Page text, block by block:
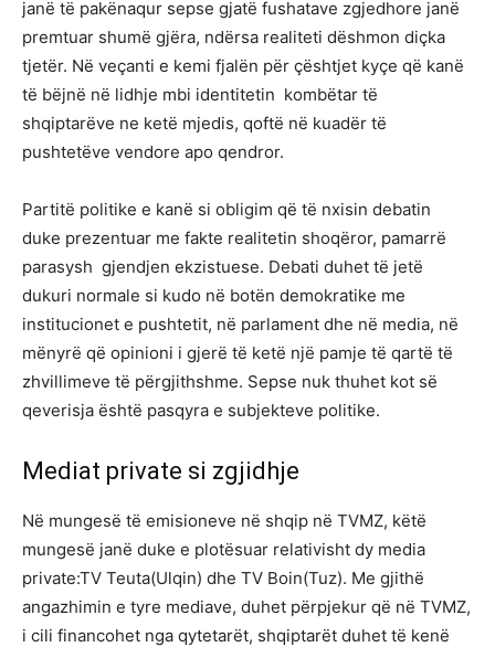
janë të pakënaqur sepse gjatë fushatave zgjedhore janë
premtuar shumë gjëra, ndërsa realiteti dëshmon diçka
tjetër. Në veçanti e kemi fjalën për çështjet kyçe që kanë
të bëjnë në lidhje mbi identitetin kombëtar të
shqiptarëve ne ketë mjedis, qoftë në kuadër të
pushtetëve vendore apo qendror.
Partitë politike e kanë si obligim që të nxisin debatin
duke prezentuar me fakte realitetin shoqëror, pamarrë
parasysh gjendjen ekzistuese. Debati duhet të jetë
dukuri normale si kudo në botën demokratike me
institucionet e pushtetit, në parlament dhe në media, në
mënyrë që opinioni i gjerë të ketë një pamje të qartë të
zhvillimeve të përgjithshme. Sepse nuk thuhet kot së
qeverisja është pasqyra e subjekteve politike.
Mediat private si zgjidhje
Në mungesë të emisioneve në shqip në TVMZ, këtë
mungesë janë duke e plotësuar relativisht dy media
private:TV Teuta(Ulqin) dhe TV Boin(Tuz). Me gjithë
angazhimin e tyre mediave, duhet përpjekur që në TVMZ,
i cili financohet nga qytetarët, shqiptarët duhet të kenë